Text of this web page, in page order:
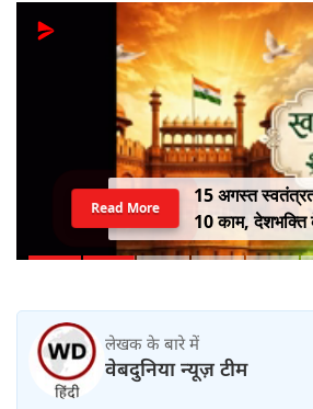
टिंडर पर डेटिंग,
नोटों के बिस्तर पर
सपना, लूट लिए 6
Read More
लेखक के बारे में
वेबदुनिया न्यूज़ टीम